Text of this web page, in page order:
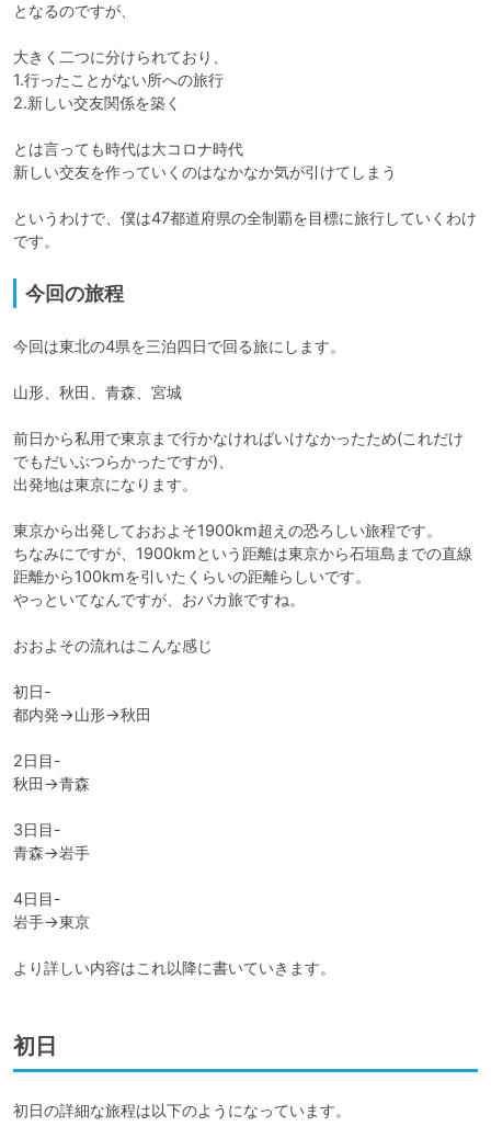
となるのですが、
大きく二つに分けられており、
1.行ったことがない所への旅行
2.新しい交友関係を築く
とは言っても時代は大コロナ時代
新しい交友を作っていくのはなかなか気が引けてしまう
というわけで、僕は47都道府県の全制覇を目標に旅行していくわけ
です。
今回の旅程
今回は東北の4県を三泊四日で回る旅にします。
山形、秋田、青森、宮城
前日から私用で東京まで行かなければいけなかったため(これだけ
でもだいぶつらかったですが)、
出発地は東京になります。
東京から出発しておおよそ1900km超えの恐ろしい旅程です。
ちなみにですが、1900kmという距離は東京から石垣島までの直線
距離から100kmを引いたくらいの距離らしいです。
やっといてなんですが、おバカ旅ですね。
おおよその流れはこんな感じ
初日-
都内発→山形→秋田
2日目-
秋田→青森
3日目-
青森→岩手
4日目-
岩手→東京
より詳しい内容はこれ以降に書いていきます。
初日
初日の詳細な旅程は以下のようになっています。